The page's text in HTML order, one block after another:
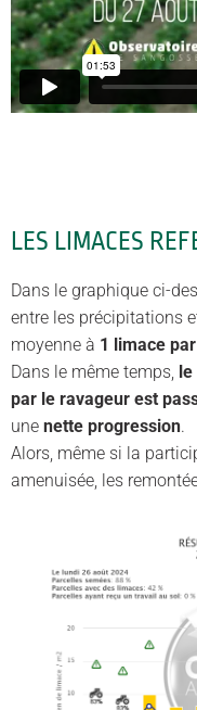
LES LIMACES
Dans le graphique ci-
entre les précipitations
moyenne à 1 limace
Dans le même temps, le
par le ravageur est
une nette progression.
Alors, même si la
amenuisée, les